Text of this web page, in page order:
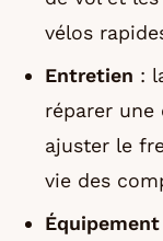
vélos
Entretien :
réparer une
ajuster le
vie des
Équipement